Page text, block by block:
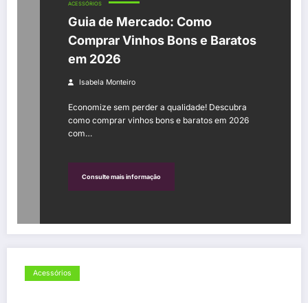
ACESSÓRIOS
Guia de Mercado: Como
Comprar Vinhos Bons e Baratos
em 2026
Isabela Monteiro
Economize sem perder a qualidade! Descubra
como comprar vinhos bons e baratos em 2026
com…
Consulte mais informação
Acessórios